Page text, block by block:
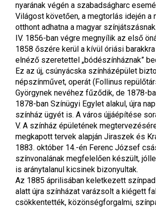
nyarának végén a szabadságharc
Világost követően, a megtorlás idején
otthont adhatna a magyar
IV. 1856-ban végre megnyílik az első
1858 őszére kerül a kívül óriási
elnéző szeretettel „bódészínháznak”
Ez az új, csúnyácska színházépület
népszínművet, operát (Follinus
Györgynek nevéhez fűződik, de 1878-
1878-ban Színügyi Egylet alakul, újra
színház ügyét is. A város újjáépítése
V. A színház épületének
megkapott tervek alapján Jiraszek és
1883. október 14.-én Ferenc József
színvonalának megfelelően készült,
is aránytalanul kicsinek bizonyultak.
Az 1885 áprilisában keletkezett
alatt újra színházat varázsolt a kiégett
csökkentették, közönségforgalmi,